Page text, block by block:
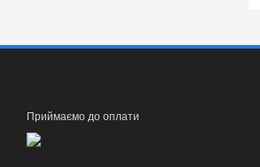
Приймаємо до оплати